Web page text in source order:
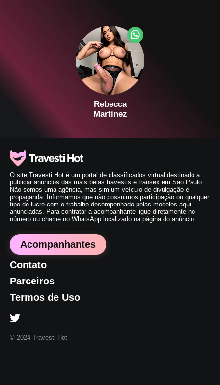
Rebecca
Martinez
O site Travesti Hot é um portal de classificados virtual destinado a
publicar anúncios das mais belas travestis e transex em São Paulo.
Não somos uma agência, mas sim um veículo de divulgação e
propaganda. Informamos que não possuimos participação ou qualquer
tipo de lucro com o trabalho desempenhado pelas modelos aqui
anunciadas. Para contratar a acompanhante ligue diretamente no
número ou chame no WhatsApp localizado na página do anúncio.
Acompanhantes
Contato
Parceiros
Termos de Uso
© 2024 Travesti Hot